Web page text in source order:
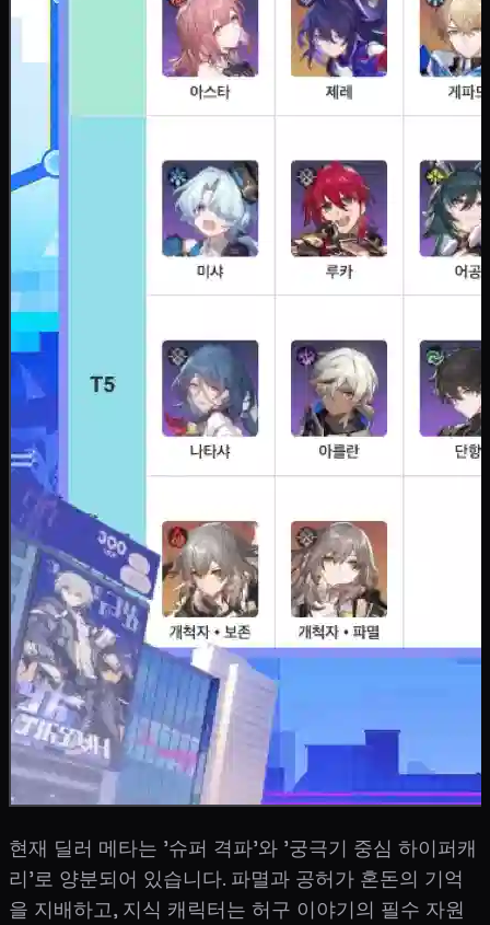
현재 딜러 메타는 '슈퍼 격파'와 '궁극기 중심 하이퍼캐
리'로 양분되어 있습니다. 파멸과 공허가 혼돈의 기억
을 지배하고, 지식 캐릭터는 허구 이야기의 필수 자원